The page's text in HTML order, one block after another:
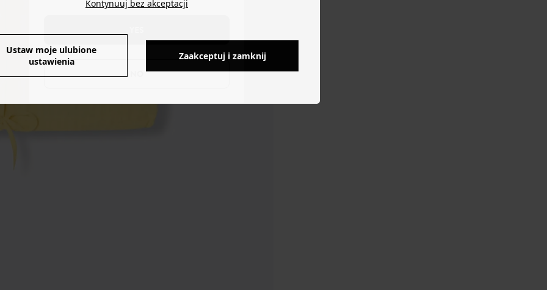
Kontynuuj bez akceptacji
Ustaw moje ulubione
ustawienia
Zaakceptuj i zamknij